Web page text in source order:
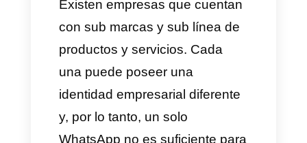
marcas o diferentes tipos de
servicios y así es como
centralizan y organizan la
información en varios
WhatsApp por cada servicio,